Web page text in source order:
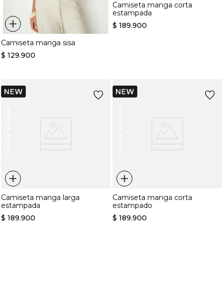
+
Camiseta manga sisa
$ 129.900
Camiseta manga corta
estampada
$ 189.900
+
Camiseta manga larga
estampada
$ 189.900
+
Camiseta manga corta
estampado
$ 189.900